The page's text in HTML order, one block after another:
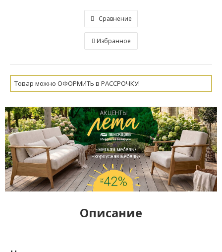
Сравнение
Избранное
Товар можно ОФОРМИТЬ в РАССРОЧКУ!
Описание